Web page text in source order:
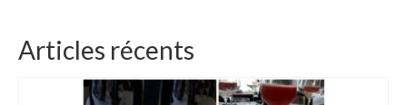
Articles récents